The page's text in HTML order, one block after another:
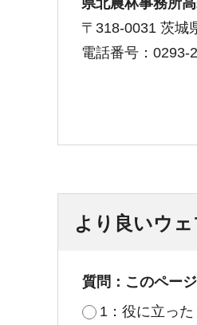
〒318-0031 茨城
電話番号：0293-
より良いウ
質問：このペー
1：役に立った